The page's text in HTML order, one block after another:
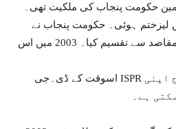
کی16627ایکڑ زمین حکومت پنجاب کی ملکیت تھی۔
جگہ تھی۔1947میں لیزختم ہوئی۔ حکومت پنجاب نے
اسے کاشتکاروں میں زرعی مقاصد سے تقسیم کیا۔ 2003 میں اس
اسوقت کے ڈی۔جی ISPR شوکت سلطان کے بقول فوج اپنی
ہے۔